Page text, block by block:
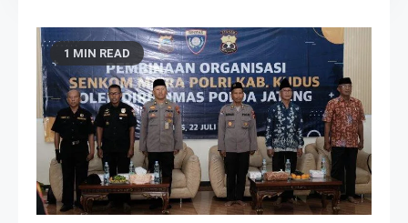
1 MIN READ